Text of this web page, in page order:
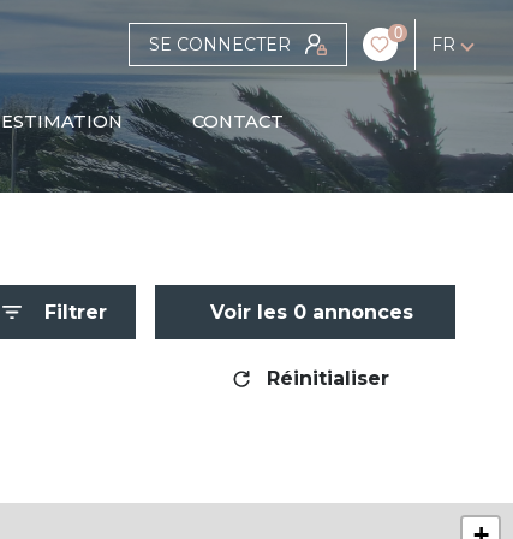
SE CONNECTER
0
FR
ESTIMATION CONTACT
Filtrer Voir les 0annonces
Réinitialiser